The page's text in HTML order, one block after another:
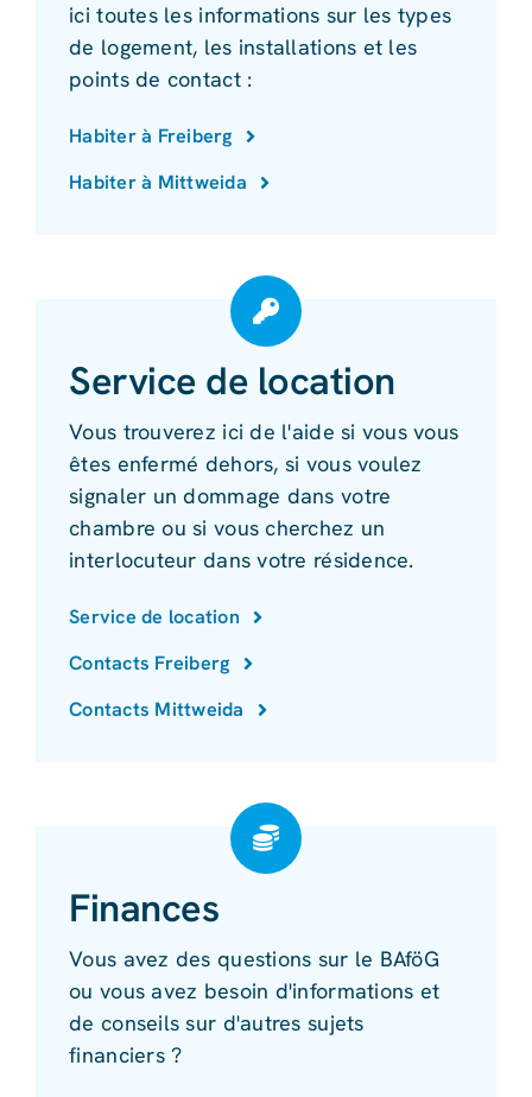
ici toutes les informations sur les types
de logement, les installations et les
points de contact :
Habiter à Freiberg
Habiter à Mittweida
Service de location
Vous trouverez ici de l'aide si vous vous
êtes enfermé dehors, si vous voulez
signaler un dommage dans votre
chambre ou si vous cherchez un
interlocuteur dans votre résidence.
Service de location
Contacts Freiberg
Contacts Mittweida
Finances
Vous avez des questions sur le BAföG
ou vous avez besoin d'informations et
de conseils sur d'autres sujets
financiers ?